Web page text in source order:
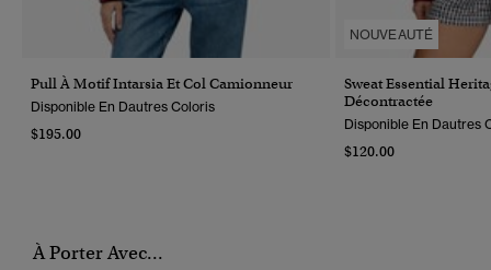
Pull À Motif Intarsia Et Col Camionneur
Disponible En Dautres Coloris
$195.00
NOUVEAUTÉ
Sweat Essential
Décontractée
Disponible En Dautres
$120.00
À Porter Avec...